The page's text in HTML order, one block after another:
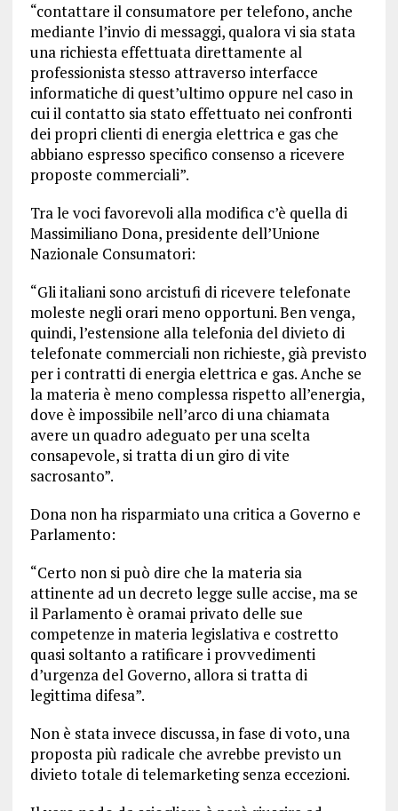
“contattare il consumatore per telefono, anche
mediante l’invio di messaggi, qualora vi sia stata
una richiesta effettuata direttamente al
professionista stesso attraverso interfacce
informatiche di quest’ultimo oppure nel caso in
cui il contatto sia stato effettuato nei confronti
dei propri clienti di energia elettrica e gas che
abbiano espresso specifico consenso a ricevere
proposte commerciali”.
Tra le voci favorevoli alla modifica c’è quella di
Massimiliano Dona, presidente dell’Unione
Nazionale Consumatori:
“Gli italiani sono arcistufi di ricevere telefonate
moleste negli orari meno opportuni. Ben venga,
quindi, l’estensione alla telefonia del divieto di
telefonate commerciali non richieste, già previsto
per i contratti di energia elettrica e gas. Anche se
la materia è meno complessa rispetto all’energia,
dove è impossibile nell’arco di una chiamata
avere un quadro adeguato per una scelta
consapevole, si tratta di un giro di vite
sacrosanto”.
Dona non ha risparmiato una critica a Governo e
Parlamento:
“Certo non si può dire che la materia sia
attinente ad un decreto legge sulle accise, ma se
il Parlamento è oramai privato delle sue
competenze in materia legislativa e costretto
quasi soltanto a ratificare i provvedimenti
d’urgenza del Governo, allora si tratta di
legittima difesa”.
Non è stata invece discussa, in fase di voto, una
proposta più radicale che avrebbe previsto un
divieto totale di telemarketing senza eccezioni.